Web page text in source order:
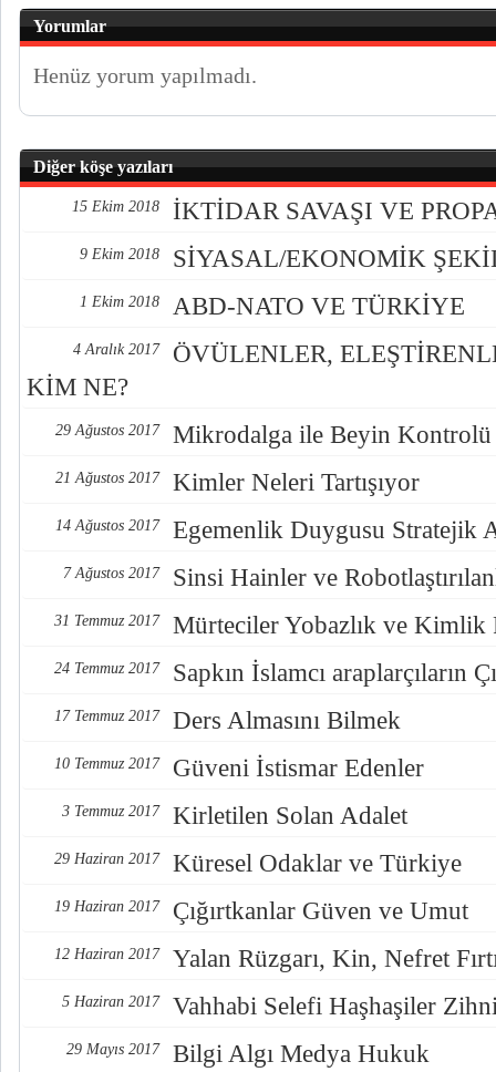
Yorumlar
Henüz yorum yapılmadı.
Diğer köşe yazıları
15 Ekim 2018 İKTİDAR SAVAŞI VE
9 Ekim 2018 SİYASAL/EKONOMİK
1 Ekim 2018 ABD-NATO VE TÜRKİYE
4 Aralık 2017
ÖVÜLENLER,
KİM NE?
29 Ağustos 2017 Mikrodalga ile Beyin Kontrolü
21 Ağustos 2017 Kimler Neleri Tartışıyor
14 Ağustos 2017 Egemenlik Duygusu Stratejik
7 Ağustos 2017 Sinsi Hainler ve
31 Temmuz 2017 Mürteciler Yobazlık ve Kimlik
24 Temmuz 2017 Sapkın İslamcı araplarçıların
17 Temmuz 2017 Ders Almasını Bilmek
10 Temmuz 2017 Güveni İstismar Edenler
3 Temmuz 2017 Kirletilen Solan Adalet
29 Haziran 2017 Küresel Odaklar ve Türkiye
19 Haziran 2017 Çığırtkanlar Güven ve Umut
12 Haziran 2017 Yalan Rüzgarı, Kin, Nefret
5 Haziran 2017 Vahhabi Selefi Haşhaşiler
29 Mayıs 2017 Bilgi Algı Medya Hukuk